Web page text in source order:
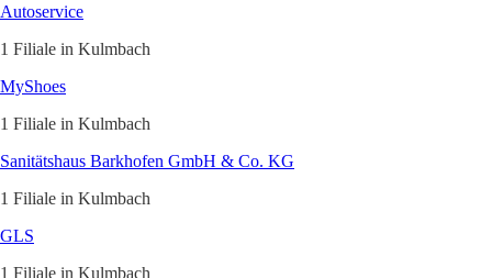
Autoservice
1 Filiale in Kulmbach
MyShoes
1 Filiale in Kulmbach
Sanitätshaus Barkhofen GmbH & Co. KG
1 Filiale in Kulmbach
GLS
1 Filiale in Kulmbach